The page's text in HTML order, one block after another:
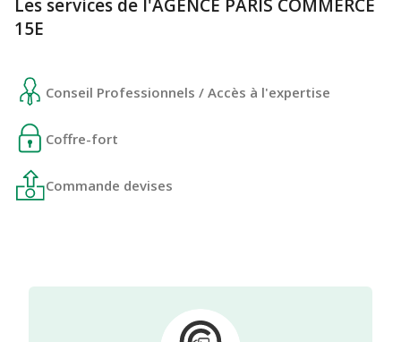
Les services de l'AGENCE PARIS COMMERCE
15E
Conseil Professionnels / Accès à l'expertise
Coffre-fort
Commande devises